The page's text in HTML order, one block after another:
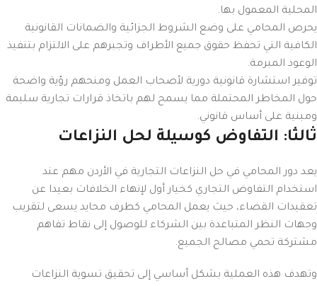
المحلية المعمول بها.
يحرص المحامي على وضع الشروط الجزائية والضمانات القانونية
الكافية التي تحفظ حقوق جميع الأطراف وتجبرهم على الالتزام بتنفيذ
الوعود المبرمة.
توفير استشارة قانونية دورية لأصحاب العمل ومنحهم رؤية واضحة
حول المخاطر المحتملة مما يسمح لهم باتخاذ قرارات تجارية سليمة
ومبنية على أساس قانوني.
ثالثا: التفاوض كوسيلة لحل النزاعات
يعد دور المحامي في حل النزاعات التجارية في الأردن مهم عند
استخدام التفاوض التجاري كخيار أول لإنهاء الخلافات بعيدا عن
تعقيدات القضاء، حيث يعمل المحامي كطرف محايد يسعى لتقريب
وجهات النظر المتباعدة بين الشركاء للوصول إلى نقاط تفاهم
مشتركة تحمي مصالح الجميع.
وتهدف هذه العملية بشكل أساسي إلى تحقيق تسوية النزاعات